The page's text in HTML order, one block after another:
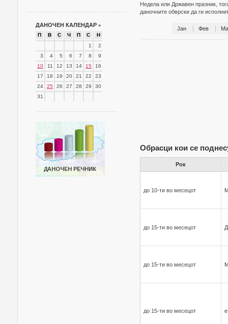
ДАНОЧЕН КАЛЕНДАР »
П В С Ч П С
Н
1
2
3
4 5 6 7 8
9
10
11 12 13 14 15
16
17
18 19 20 21 22
23
24
25 26 27 28 29
30
31
Недела или Државен празник,
даночните обврски да ги
Јан Фев
Обрасци кои се
Рок
до 10-ти во месецот
до 15-ти во месецот
до 15-ти во месецот
до 15-ти во месецот